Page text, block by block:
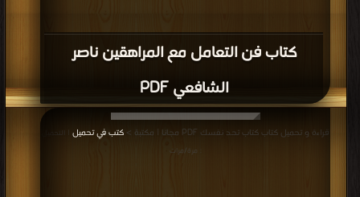
كتاب فن التعامل مع المراهقين ناصر
الشافعي PDF
قراءة و تحميل كتاب كتاب تحد نفسك PDF مجانا | مكتبة > كتب في تحميل
| التحميل
: مرة/مرات